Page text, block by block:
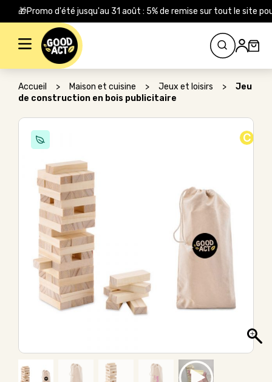
🎁Promo d'été jusqu'au 31 août : 5% de remise sur tout le site
Rechercher :
Accueil > Maison et cuisine > Jeux et loisirs >
Jeu
de construction en bois publicitaire
C